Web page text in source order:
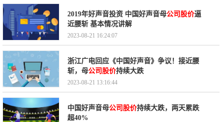
2019年好声音投资 中国好声音母公司股价逼
近腰斩 基本情况讲解
2023-08-21 16:24:07
浙江广电回应《中国好声音》争议！接近腰
斩，母公司股价持续大跌
2023-08-21 13:16:44
中国好声音母公司股价持续大跌，两天累跌
超40%